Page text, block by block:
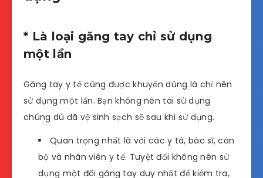
* Là loại găng tay chỉ sử dụng
một lần
Găng tay y tế cũng được khuyến dùng là chỉ nên
sử dụng một lần. Bạn không nên tái sử dụng
chúng dù đã vệ sinh sạch sẽ sau khi sử dụng.
Quan trọng nhất là với các y tá, bác sĩ, cán
bộ và nhân viên y tế. Tuyệt đối không nên sử
dụng một đôi găng tay duy nhất để kiểm tra,